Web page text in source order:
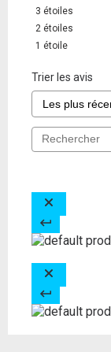
3 étoiles
2 étoiles
1 étoile
Trier les avis